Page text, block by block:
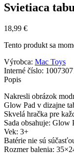
Svietiaca
18,99 €
Tento produkt sa
Výrobca: Mac Toys
Interné číslo:
Popis
Nakresli obrázok
Glow Pad v dizajne
Skvelá hračka pre
Sada obsahuje: Glow
Vek: 3+
Batérie nie sú
Rozmer balenia: